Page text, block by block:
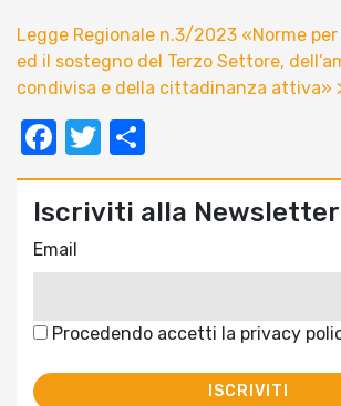
Legge Regionale n.3/2023 «Norme
ed il sostegno del Terzo Settore,
condivisa e della cittadinanza attiva»
Facebook
Twitter
Iscriviti alla Newsletter
Email
Procedendo accetti la privacy